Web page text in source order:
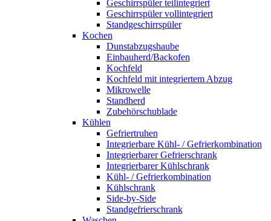
Geschirrspüler teilintegriert
Geschirrspüler vollintegriert
Standgeschirrspüler
Kochen
Dunstabzugshaube
Einbauherd/Backofen
Kochfeld
Kochfeld mit integriertem Abzug
Mikrowelle
Standherd
Zubehörschublade
Kühlen
Gefriertruhen
Integrierbare Kühl- / Gefrierkombination
Integrierbarer Gefrierschrank
Integrierbarer Kühlschrank
Kühl- / Gefrierkombination
Kühlschrank
Side-by-Side
Standgefrierschrank